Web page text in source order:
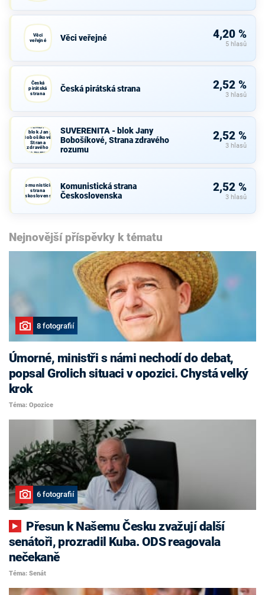
Věci
veřejné
Věci veřejné 4,20 %
5 hlasů
Česká
pirátská
strana
Česká pirátská strana 2,52 %
3 hlasů
SUVERENITA
- blok Jany
Bobošíkové,
Strana
zdravého
rozumu
SUVERENITA - blok Jany
Bobošíkové, Strana zdravého
rozumu
2,52 %
3 hlasů
Komunistická
strana
Československa
Komunistická strana
Československa
2,52 %
3 hlasů
Nejnovější příspěvky k tématu
8 fotografií
Úmorné, ministři s námi nechodí do debat,
popsal Grolich situaci v opozici. Chystá velký
krok
Téma: Opozice
6 fotografií
senátoři, prozradil Kuba. ODS reagovala
nečekaně
Téma: Senát